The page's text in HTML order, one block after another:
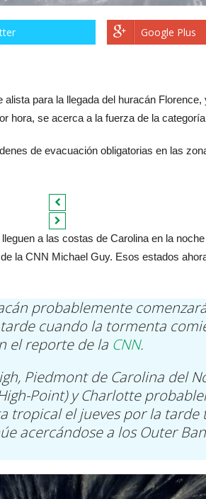
Google Plus
para la llegada del huracán Florence,
hora, se acerca a la fuerza de la
de evacuación obligatorias en las
a las costas de Carolina en la
la CNN Michael Guy. Esos estados
probablemente
cuando la tormenta
el reporte de la CNN.
Piedmont de Carolina del
Point) y Charlotte
tropical el jueves por la tarde
acercándose a los Outer